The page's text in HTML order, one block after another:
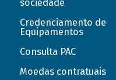
sociedade
Credenciamento de
Equipamentos
Consulta PAC
Moedas contratuais